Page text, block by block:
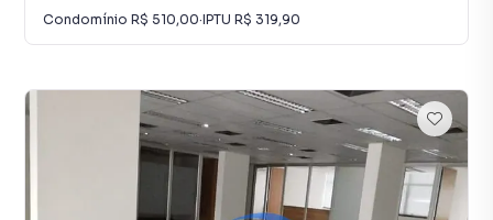
Condomínio R$ 510,00·IPTU R$ 319,90